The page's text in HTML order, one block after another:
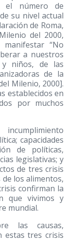
el número de
su nivel actual
de Roma,
del 2000,
“No
a nuestros
y niños, de las
de la
Milenio, 2000].
establecidos en
por muchos
capacidades
de políticas,
legislativas; y
de tres crisis
los alimentos,
confirman la
que vivimos y
mundial.
las causas,
estas tres crisis